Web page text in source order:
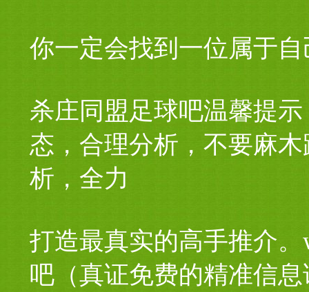
你一定会找到一位属于
杀庄同盟足球吧温馨提
态，合理分析，不要麻
析，全力
打造最真实的高手推介。
吧（真证免费的精准信